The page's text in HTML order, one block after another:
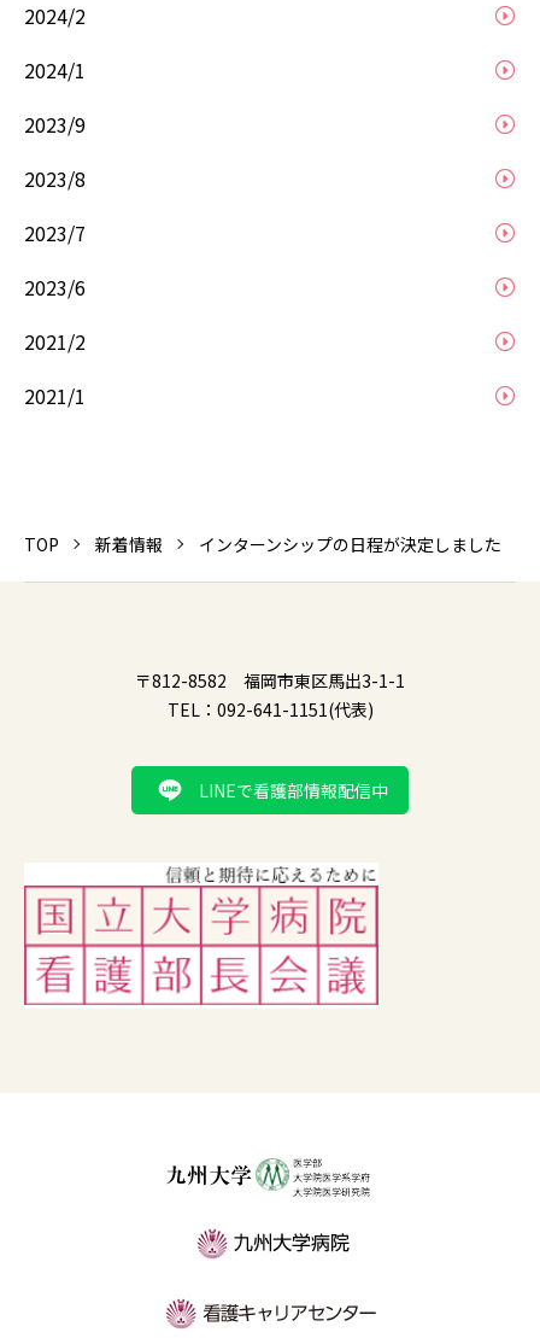
2024/2
2024/1
2023/9
2023/8
2023/7
2023/6
2021/2
2021/1
TOP 新着情報 インターンシップの日程が決定しました
〒812-8582 福岡市東区馬出3-1-1
TEL：092-641-1151(代表)
LINEで看護部情報配信中